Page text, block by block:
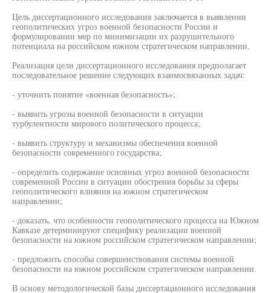
Цель диссертационного исследования заключается в выявлении
геополитических угроз военной безопасности России и
формулировании мер по минимизации их разрушительного
потенциала на российском южном стратегическом направлении.
Реализация цели диссертационного исследования предполагает
последовательное решение следующих взаимосвязанных задач:
- уточнить понятие «военная безопасность»;
- выявить угрозы военной безопасности в ситуации
турбулентности мирового политического процесса;
- выявить структуру и механизмы обеспечения военной
безопасности современного государства;
- определить содержание основных угроз военной безопасности
современной России в ситуации обострения борьбы за сферы
геополитического влияния на южном стратегическом
направлении;
- доказать, что особенности геополитического процесса на Южном
Кавказе детерминируют специфику реализации военной
безопасности на южном российском стратегическом направлении;
- предложить способы совершенствования системы военной
безопасности на южном российском стратегическом направлении.
В основу методологической базы диссертационного исследования